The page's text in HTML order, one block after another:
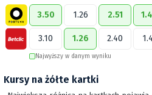
3.50 1.26 2.51
3.10 1.26 2.40
Najwyższy w danym wyniku
Kursy na żółte kartki